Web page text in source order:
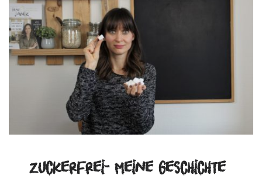
Zuckerfrei- Meine Geschichte